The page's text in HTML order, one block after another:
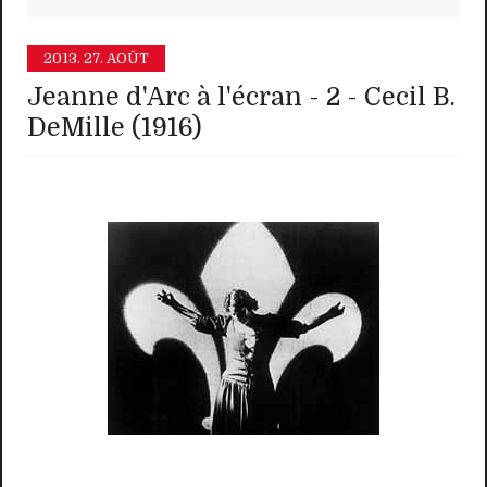
2013. 27. AOÛT
Jeanne d'Arc à l'écran - 2 - Cecil B.
DeMille (1916)